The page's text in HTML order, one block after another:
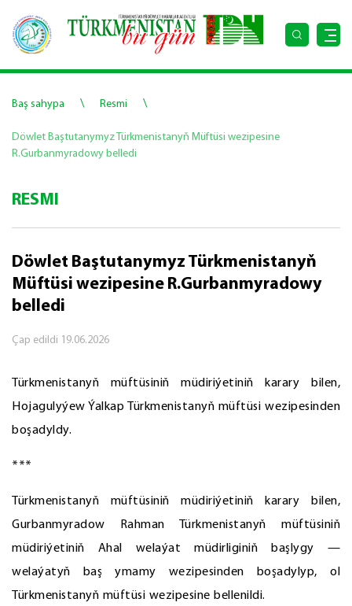
Baş sahypa \ Resmi \
Döwlet Baştutanymyz Türkmenistanyň Müftüsi wezipesine
R.Gurbanmyradowy belledi
RESMI
Döwlet Baştutanymyz Türkmenistanyň
Müftüsi wezipesine R.Gurbanmyradowy
belledi
Çap edildi 19.06.2026
Türkmenistanyň müftüsiniň müdiriýetiniň karary bilen,
Hojagulyýew Ýalkap Türkmenistanyň müftüsi wezipesinden
boşadyldy.
***
Türkmenistanyň müftüsiniň müdiriýetiniň karary bilen,
Gurbanmyradow Rahman Türkmenistanyň müftüsiniň
müdiriýetiniň Ahal welaýat müdirliginiň başlygy —
welaýatyň baş ymamy wezipesinden boşadylyp, ol
Türkmenistanyň müftüsi wezipesine bellenildi.